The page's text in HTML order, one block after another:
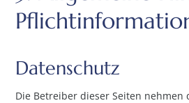
Datenschutz
Die Betreiber dieser Seiten nehmen